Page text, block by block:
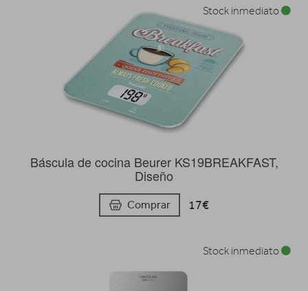
Báscula de cocina Beurer KS19BREAKFAST,
Diseño
Comprar 17€
Stock inmediato
Stock inmediato